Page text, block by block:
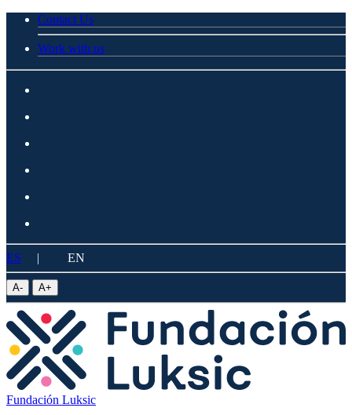
Contact Us
Work with us
ES | EN
A- A+
Fundación Luksic